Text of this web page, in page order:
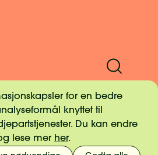
for en bedre
knyttet til
Du kan endre
lese mer her.
for gaver